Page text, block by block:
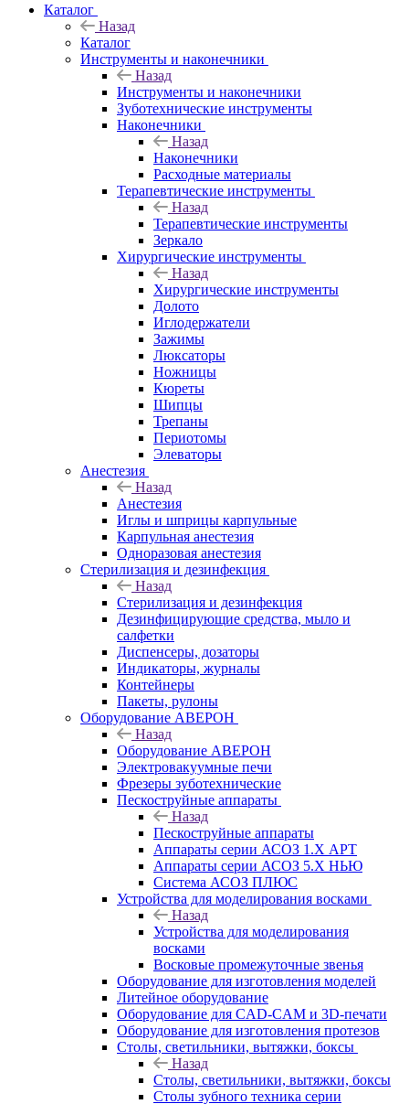
Каталог
Назад
Каталог
Инструменты и наконечники
Назад
Инструменты и наконечники
Зуботехнические инструменты
Наконечники
Назад
Наконечники
Расходные материалы
Терапевтические инструменты
Назад
Терапевтические инструменты
Зеркало
Хирургические инструменты
Назад
Хирургические инструменты
Долото
Иглодержатели
Зажимы
Люксаторы
Ножницы
Кюреты
Шипцы
Трепаны
Периотомы
Элеваторы
Анестезия
Назад
Анестезия
Иглы и шприцы карпульные
Карпульная анестезия
Одноразовая анестезия
Стерилизация и дезинфекция
Назад
Стерилизация и дезинфекция
Дезинфицирующие средства, мыло и
салфетки
Диспенсеры, дозаторы
Индикаторы, журналы
Контейнеры
Пакеты, рулоны
Оборудование АВЕРОН
Назад
Оборудование АВЕРОН
Электровакуумные печи
Фрезеры зуботехнические
Пескоструйные аппараты
Назад
Пескоструйные аппараты
Аппараты серии АСОЗ 1.Х АРТ
Аппараты серии АСОЗ 5.Х НЬЮ
Система АСОЗ ПЛЮС
Устройства для моделирования восками
Назад
Устройства для моделирования
восками
Восковые промежуточные звенья
Оборудование для изготовления моделей
Литейное оборудование
Оборудование для CAD-CAM и 3D-печати
Оборудование для изготовления протезов
Cтолы, светильники, вытяжки, боксы
Назад
Cтолы, светильники, вытяжки, боксы
Столы зубного техника серии